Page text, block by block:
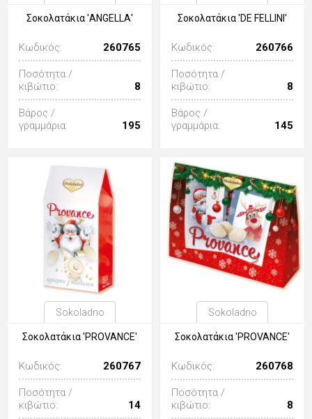
Σοκολατάκια 'ANGELLΑ'
Κωδικός: 260765
Ποσότητα /
κιβώτιο:
8
Βάρος /
γραμμάρια:
195
Σοκολατάκια 'DE FELLINI'
Κωδικός: 260766
Ποσότητα /
κιβώτιο:
8
Βάρος /
γραμμάρια:
145
Sokoladno
Σοκολατάκια 'PROVANCE'
Κωδικός: 260767
Ποσότητα /
κιβώτιο:
14
Sokoladno
Σοκολατάκια 'PROVANCE'
Κωδικός: 260768
Ποσότητα /
κιβώτιο:
8